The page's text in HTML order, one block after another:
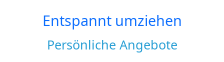
Entspannt umziehen
Persönliche Angebote